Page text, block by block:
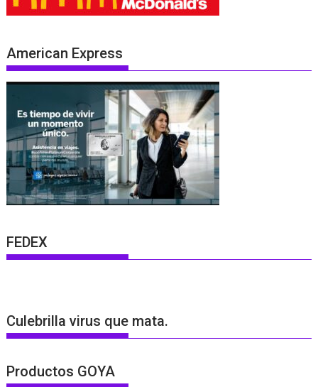
American Express
FEDEX
Culebrilla virus que mata.
Productos GOYA